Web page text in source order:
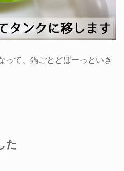
って、鍋ごとどばーっといき
た